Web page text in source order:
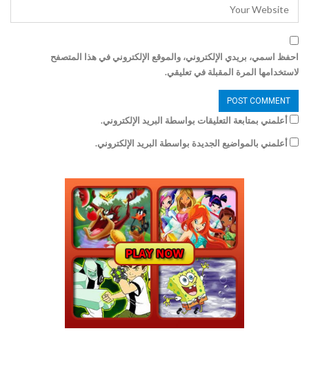
احفظ اسمي، بريدي الإلكتروني، والموقع الإلكتروني في هذا المتصفح
لاستخدامها المرة المقبلة في تعليقي.
أعلمني بمتابعة التعليقات بواسطة البريد الإلكتروني.
أعلمني بالمواضيع الجديدة بواسطة البريد الإلكتروني.